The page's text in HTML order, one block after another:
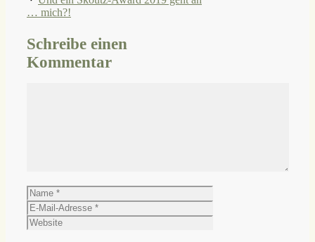
… mich?!
Schreibe einen
Kommentar
Name
E-
Mail-
Adresse
Website